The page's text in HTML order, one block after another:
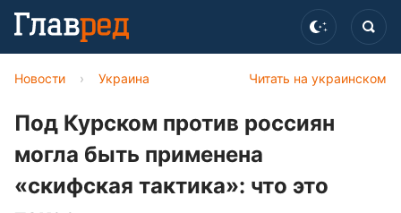
Читать на украинском
Новости › Украина
Под Курском против россиян
могла быть применена
«скифская тактика»: что это